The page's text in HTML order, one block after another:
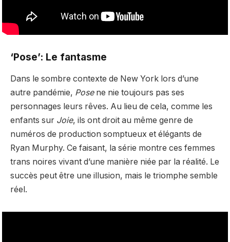
‘Pose’: Le fantasme
Dans le sombre contexte de New York lors d’une
autre pandémie, Posene nie toujours pas ses
personnages leurs rêves. Au lieu de cela, comme les
enfants sur Joie, ils ont droit au même genre de
numéros de production somptueux et élégants de
Ryan Murphy. Ce faisant, la série montre ces femmes
trans noires vivant d’une manière niée par la réalité. Le
succès peut être une illusion, mais le triomphe semble
réel.